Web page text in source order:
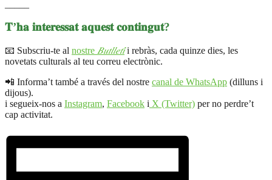
𝐓’𝐡𝐚 𝐢𝐧𝐭𝐞𝐫𝐞𝐬𝐬𝐚𝐭 𝐚𝐪𝐮𝐞𝐬𝐭 𝐜𝐨𝐧𝐭𝐢𝐧𝐠𝐮𝐭?
📧 Subscriu-te al nostre 𝐵𝑢𝑡𝑙𝑙𝑒𝑡𝑖́i rebràs, cada quinze dies, les
novetats culturals al teu correu electrònic.
📲 Informa’t també a través del nostre canal de WhatsApp (dilluns i
dijous).
i segueix-nos a Instagram, Facebook i X (Twitter) per no perdre’t
cap activitat.